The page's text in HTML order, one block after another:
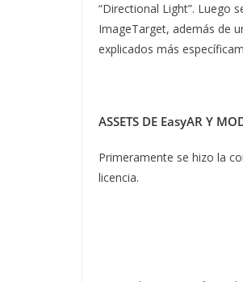
“Directional Light”. Luego
ImageTarget, además de
explicados más
ASSETS DE EasyAR Y
Primeramente se hizo la
licencia.